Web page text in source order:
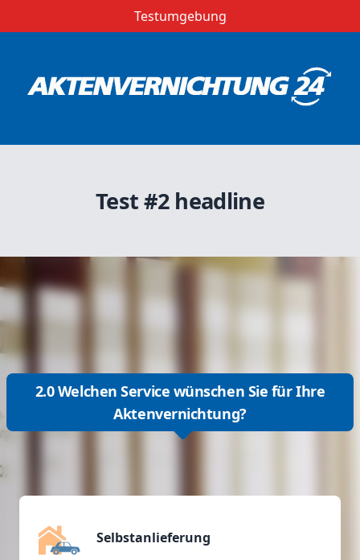
Testumgebung
Test #2 headline
2.0 Welchen Service wünschen Sie für Ihre
Aktenvernichtung?
Selbstanlieferung